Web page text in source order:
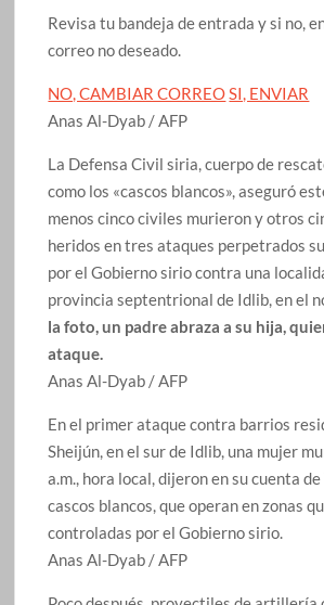
Revisa tu bandeja de entrada y si no,
correo no deseado.
NO, CAMBIAR CORREOSI, ENVIAR
Anas Al-Dyab / AFP
La Defensa Civil siria, cuerpo de
como los «cascos blancos», aseguró
menos cinco civiles murieron y otros
heridos en tres ataques perpetrados
por el Gobierno sirio contra una
provincia septentrional de Idlib, en el
la foto, un padre abraza a su hija,
ataque.
Anas Al-Dyab / AFP
En el primer ataque contra barrios
Sheijún, en el sur de Idlib, una mujer
a.m., hora local, dijeron en su cuenta
cascos blancos, que operan en zonas
controladas por el Gobierno sirio.
Anas Al-Dyab / AFP